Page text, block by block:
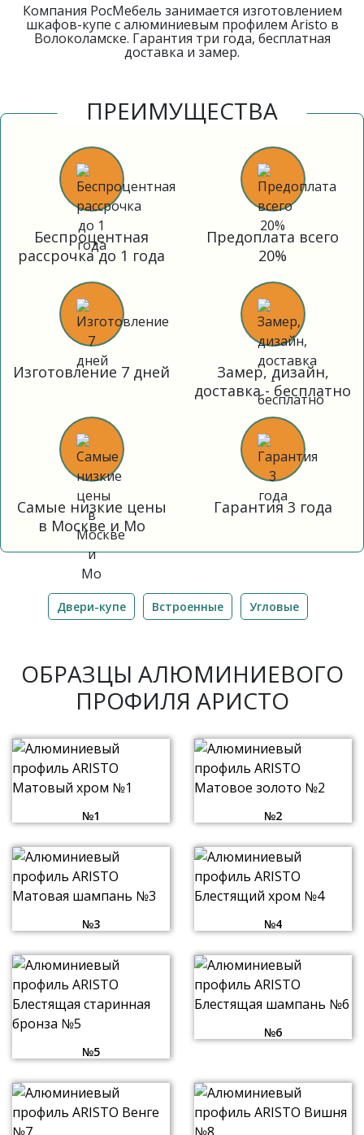
Компания РосМебель занимается изготовлением
шкафов-купе с алюминиевым профилем Aristo в
Волоколамске. Гарантия три года, бесплатная
доставка и замер.
ПРЕИМУЩЕСТВА
Беспроцентная
рассрочка до 1 года
Предоплата всего
20%
Изготовление 7 дней
Замер, дизайн,
доставка - бесплатно
Самые низкие цены
в Москве и Мо
Гарантия 3 года
Двери-купе Встроенные Угловые
ОБРАЗЦЫ АЛЮМИНИЕВОГО
ПРОФИЛЯ АРИСТО
№1 №2
№3 №4
№5
№6